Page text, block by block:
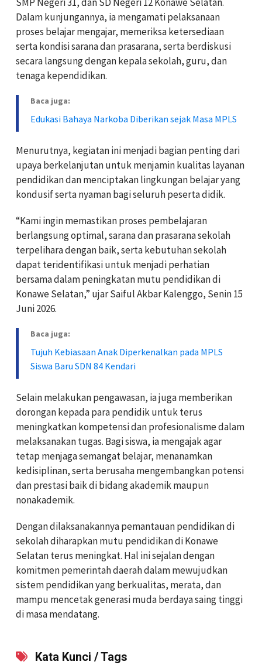
Dalam kunjungannya, ia mengamati pelaksanaan
proses belajar mengajar, memeriksa ketersediaan
serta kondisi sarana dan prasarana, serta berdiskusi
secara langsung dengan kepala sekolah, guru, dan
tenaga kependidikan.
Baca juga:
Edukasi Bahaya Narkoba Diberikan sejak Masa MPLS
Menurutnya, kegiatan ini menjadi bagian penting dari
upaya berkelanjutan untuk menjamin kualitas layanan
pendidikan dan menciptakan lingkungan belajar yang
kondusif serta nyaman bagi seluruh peserta didik.
“Kami ingin memastikan proses pembelajaran
berlangsung optimal, sarana dan prasarana sekolah
terpelihara dengan baik, serta kebutuhan sekolah
dapat teridentifikasi untuk menjadi perhatian
bersama dalam peningkatan mutu pendidikan di
Konawe Selatan,” ujar Saiful Akbar Kalenggo, Senin 15
Juni 2026.
Baca juga:
Tujuh Kebiasaan Anak Diperkenalkan pada MPLS
Siswa Baru SDN 84 Kendari
Selain melakukan pengawasan, ia juga memberikan
dorongan kepada para pendidik untuk terus
meningkatkan kompetensi dan profesionalisme dalam
melaksanakan tugas. Bagi siswa, ia mengajak agar
tetap menjaga semangat belajar, menanamkan
kedisiplinan, serta berusaha mengembangkan potensi
dan prestasi baik di bidang akademik maupun
nonakademik.
Dengan dilaksanakannya pemantauan pendidikan di
sekolah diharapkan mutu pendidikan di Konawe
Selatan terus meningkat. Hal ini sejalan dengan
komitmen pemerintah daerah dalam mewujudkan
sistem pendidikan yang berkualitas, merata, dan
mampu mencetak generasi muda berdaya saing tinggi
di masa mendatang.
Kata Kunci / Tags